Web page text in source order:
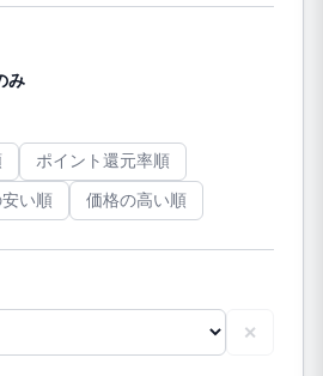
み
ポイント還元率順
い順 価格の高い順
✕